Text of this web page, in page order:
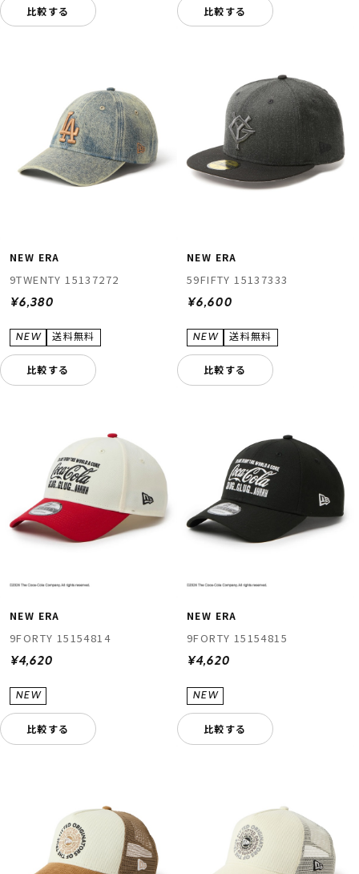
比較する 比較する
NEW ERA
9TWENTY 15137272
¥6,380
比較する
NEW ERA
59FIFTY 15137333
¥6,600
比較する
NEW ERA
9FORTY 15154814
¥4,620
比較する
NEW ERA
9FORTY 15154815
¥4,620
比較する